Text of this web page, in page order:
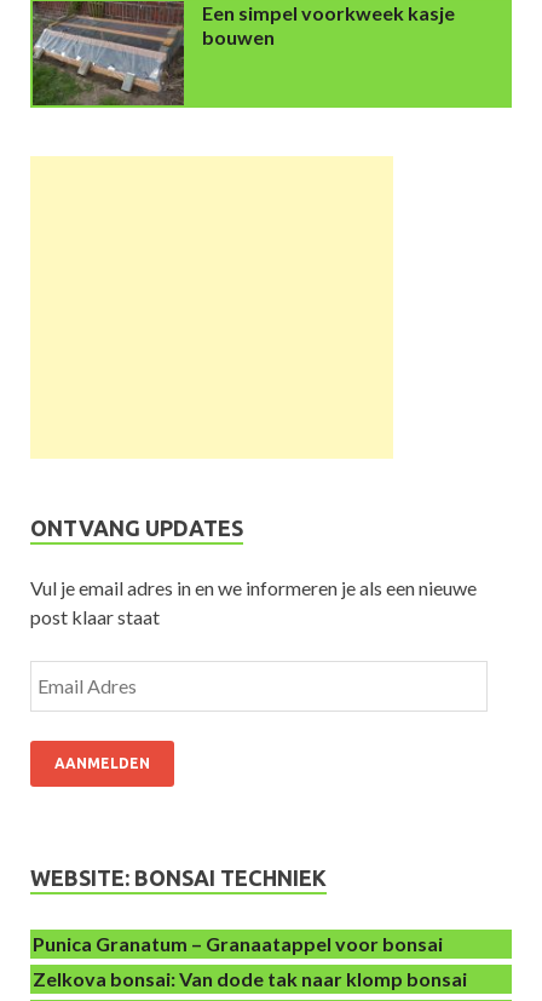
Een simpel voorkweek kasje
bouwen
ONTVANG UPDATES
Vul je email adres in en we informeren je als een nieuwe
post klaar staat
AANMELDEN
WEBSITE: BONSAI TECHNIEK
Punica Granatum – Granaatappel voor bonsai
Zelkova bonsai: Van dode tak naar klomp bonsai